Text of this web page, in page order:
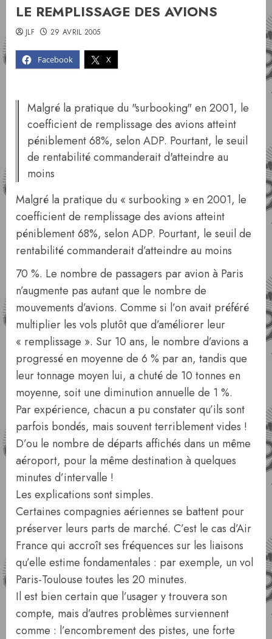
LE REMPLISSAGE DES AVIONS
Facebook X
JLF 29 AVRIL 2005
Malgré la pratique du "surbooking" en 2001, le
coefficient de remplissage des avions atteint
péniblement 68%, selon ADP. Pourtant, le seuil
de rentabilité commanderait d'atteindre au
moins
Malgré la pratique du « surbooking » en 2001, le
coefficient de remplissage des avions atteint
péniblement 68%, selon ADP. Pourtant, le seuil de
rentabilité commanderait d’atteindre au moins
70 %. Le nombre de passagers par avion à Paris
n’augmente pas autant que le nombre de
mouvements d’avions. Comme si l’on avait préféré
multiplier les vols plutôt que d’améliorer leur
« remplissage ». Sur 10 ans, le nombre d’avions a
progressé en moyenne de 6 % par an, tandis que
leur tonnage moyen lui, a chuté de 10 tonnes en
moyenne, soit une diminution annuelle de 1 %.
Par expérience, chacun a pu constater qu’ils sont
parfois bondés, mais souvent terriblement vides !
D’ou le nombre de départs affichés dans un même
aéroport, pour la même destination à quelques
minutes d’intervalle !
Les explications sont simples.
Certaines compagnies aériennes se battent pour
préserver leurs parts de marché. C’est le cas d’Air
France qui accroît ses fréquences sur les liaisons
qu’elle estime fondamentales : par exemple, un vol
Paris-Toulouse toutes les 20 minutes.
Il est bien certain que l’usager y trouvera son
compte, mais d’autres problèmes surviennent
comme : l’encombrement des pistes, une forte